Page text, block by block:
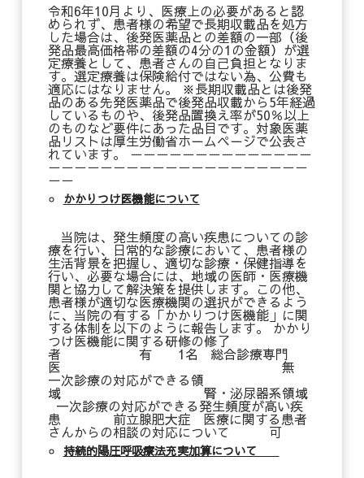
令和6年10月より、医療上の必要があると認
められず、患者様の希望で長期収載品を処方
した場合は、後発医薬品との差額の一部（後
発品最高価格帯の差額の4分の1の金額）が選
定療養として、患者さんの自己負担となりま
す。選定療養は保険給付ではない為、公費も
適応にはなりません。 ※長期収載品とは後発
品のある先発医薬品で後発品収載から5年経過
しているものや、後発品置換え率が50％以上
のものなど要件にあった品目です。対象医薬
品リストは厚生労働省ホームページで公表さ
れています。 －－－－－－－－－－－－－－
－－－－－－－－－－－－－－－－－－－－
－－
かかりつけ医機能について
当院は、発生頻度の高い疾患についての診
療を行い、日常的な診療において、患者様の
生活背景を把握し、適切な診療・保健指導を
行い、必要な場合には、地域の医師・医療機
関と協力して解決策を提供します。この他、
患者様が適切な医療機関の選択ができるよう
に、当院の有する「かかりつけ医機能」に関
する体制を以下のように報告します。 かかり
つけ医機能に関する研修の修了
者 有 1名 総合診療専門
医 無
一次診療の対応ができる領
域 腎・泌尿器系領域
一次診療の対応ができる発生頻度が高い疾
患 前立腺肥大症 医療に関する患者
さんからの相談の対応について 可
持続的陽圧呼吸療法充実加算について